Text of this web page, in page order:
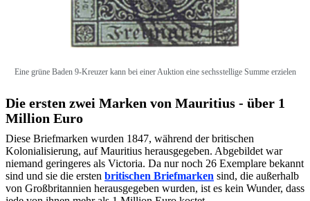
Eine grüne Baden 9-Kreuzer kann bei einer Auktion eine sechsstellige Summe erzielen
Die ersten zwei Marken von Mauritius - über 1
Million Euro
Diese Briefmarken wurden 1847, während der britischen
Kolonialisierung, auf Mauritius herausgegeben. Abgebildet war
niemand geringeres als Victoria. Da nur noch 26 Exemplare bekannt
sind und sie die ersten britischen Briefmarken sind, die außerhalb
von Großbritannien herausgegeben wurden, ist es kein Wunder, dass